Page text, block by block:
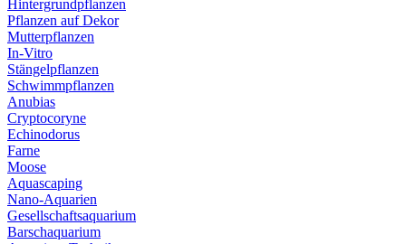
Hintergrundpflanzen
Pflanzen auf Dekor
Mutterpflanzen
In-Vitro
Stängelpflanzen
Schwimmpflanzen
Anubias
Cryptocoryne
Echinodorus
Farne
Moose
Aquascaping
Nano-Aquarien
Gesellschaftsaquarium
Barschaquarium